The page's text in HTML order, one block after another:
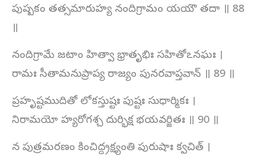
పుష్పకం తత్సమారుహ్య నందిగ్రామం యయౌ తదా ॥ 88
॥
నందిగ్రామే జటాం హిత్వా భ్రాతృభిః సహితోఽనఘః ।
రామః సీతామనుప్రాప్య రాజ్యం పునరవాప్తవాన్ ॥ 89 ॥
ప్రహృష్టముదితో లోకస్తుష్టః పుష్టః సుధార్మికః ।
నిరామయో హ్యరోగశ్చ దుర్భిక్ష భయవర్జితః ॥ 90 ॥
న పుత్రమరణం కించిద్ద్రక్ష్యంతి పురుషాః క్వచిత్ ।